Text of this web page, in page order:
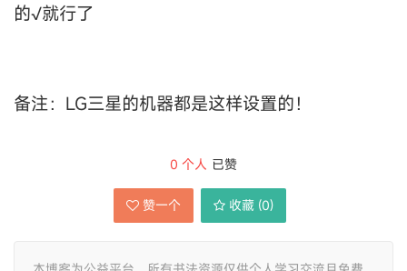
的√就行了
备注：LG三星的机器都是这样设置的！
0 个人 已赞
赞一个 收藏 (0)